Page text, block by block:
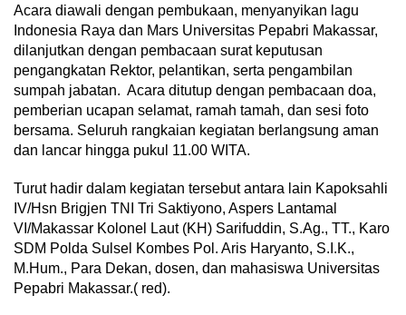
Acara diawali dengan pembukaan, menyanyikan lagu
Indonesia Raya dan Mars Universitas Pepabri Makassar,
dilanjutkan dengan pembacaan surat keputusan
pengangkatan Rektor, pelantikan, serta pengambilan
sumpah jabatan. Acara ditutup dengan pembacaan doa,
pemberian ucapan selamat, ramah tamah, dan sesi foto
bersama. Seluruh rangkaian kegiatan berlangsung aman
dan lancar hingga pukul 11.00 WITA.
Turut hadir dalam kegiatan tersebut antara lain Kapoksahli
IV/Hsn Brigjen TNI Tri Saktiyono, Aspers Lantamal
VI/Makassar Kolonel Laut (KH) Sarifuddin, S.Ag., TT., Karo
SDM Polda Sulsel Kombes Pol. Aris Haryanto, S.I.K.,
M.Hum., Para Dekan, dosen, dan mahasiswa Universitas
Pepabri Makassar.( red).